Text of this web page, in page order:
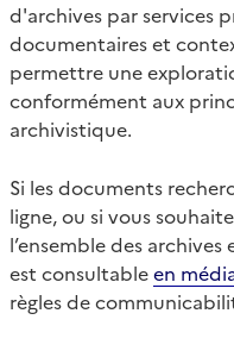
d'archives par services
documentaires et
permettre une
conformément aux
archivistique.
Si les documents
ligne, ou si vous
l’ensemble des
est consultableen
règles de